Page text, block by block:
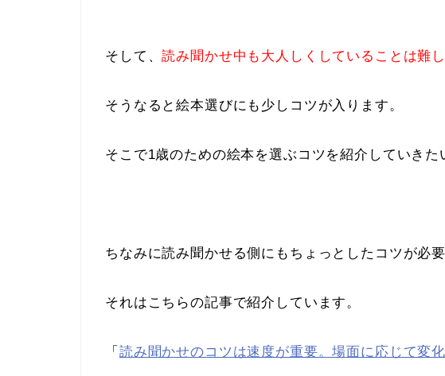
そして、読み聞かせ中も大人しくしていることは難
そうなると絵本選びにも少しコツが入ります。
そこで1歳のための絵本を選ぶコツを紹介していきた
ちなみに読み聞かせる側にもちょっとしたコツが必要
それはこちらの記事で紹介しています。
「 読み聞かせのコツは速度が重要。場面に応じて変